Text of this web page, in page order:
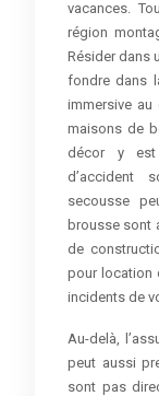
vacances.
région
Résider dans
fondre dans
immersive
maisons de
décor y est
d’accident
secousse
brousse sont
de
pour location
incidents de
Au-delà,
peut aussi
sont pas